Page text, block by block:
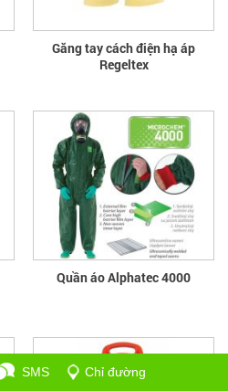
Găng tay cách điện hạ áp
Regeltex
Quần áo Alphatec 4000
SMS Chỉ đường